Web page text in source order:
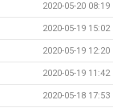
2020-05-20 08:19
2020-05-19 15:02
2020-05-19 12:20
2020-05-19 11:42
2020-05-18 17:53